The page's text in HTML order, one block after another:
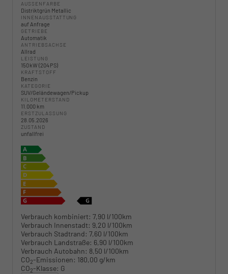
AUSSENFARBE
Distriktgrün Metallic
INNENAUSSTATTUNG
auf Anfrage
GETRIEBE
Automatik
ANTRIEBSACHSE
Allrad
LEISTUNG
150 kW (204 PS)
KRAFTSTOFF
Benzin
KATEGORIE
SUV/Geländewagen/Pickup
KILOMETERSTAND
11.000 km
ERSTZULASSUNG
28.05.2026
ZUSTAND
unfallfrei
Verbrauch kombiniert: 7,90 l/100km
Verbrauch Innenstadt: 9,20 l/100km
Verbrauch Stadtrand: 7,60 l/100km
Verbrauch Landstraße: 6,90 l/100km
Verbrauch Autobahn: 8,50 l/100km
CO2-Emissionen: 180,00 g/km
CO2-Klasse: G